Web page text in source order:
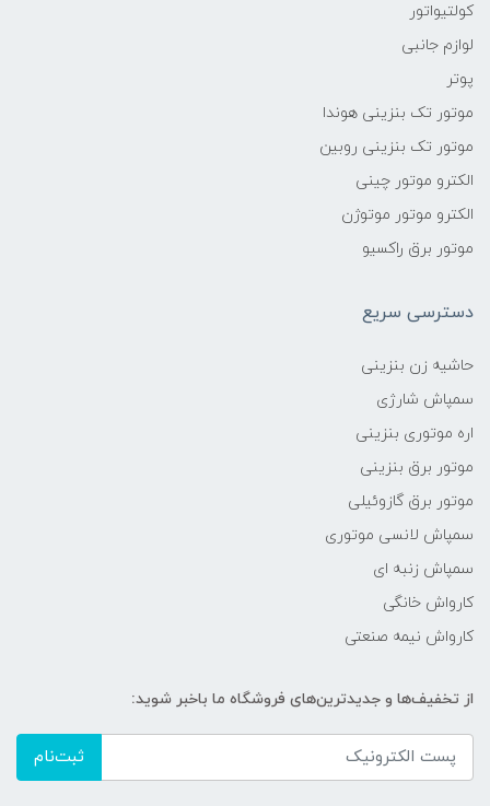
کولتیواتور
لوازم جانبی
پوتر
موتور تک بنزینی هوندا
موتور تک بنزینی روبین
الکترو موتور چینی
الکترو موتور موتوژن
موتور برق راکسیو
دسترسی سریع
حاشیه زن بنزینی
سمپاش شارژی
اره موتوری بنزینی
موتور برق بنزینی
موتور برق گازوئیلی
سمپاش لانسی موتوری
سمپاش زنبه ای
کارواش خانگی
کارواش نیمه صنعتی
از تخفیف‌ها و جدیدترین‌های فروشگاه ما باخبر شوید:
ثبت‌نام